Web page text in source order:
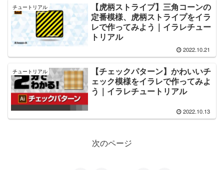
チュートリアル
【虎柄ストライプ】三角コーンの
定番模様、虎柄ストライプをイラ
レで作ってみよう｜イラレチュー
トリアル
2022.10.21
チュートリアル
【チェックパターン】かわいいチ
ェック模様をイラレで作ってみよ
う｜イラレチュートリアル
2022.10.13
次のページ